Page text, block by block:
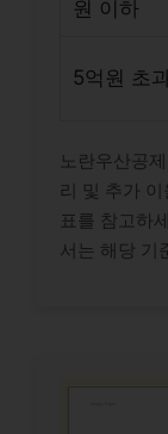
원 이하
5억원 초
노란우산공
리 및 추가
표를 참고하
서는 해당 기